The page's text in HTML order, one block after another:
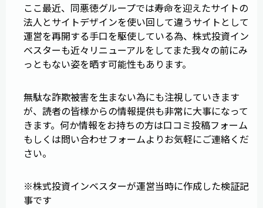
ここ最近、同悪徳グループでは寿命を迎えたサイトの
法人とサイトデザインを使い回して違うサイトとして
運営を再開する手口を駆使している為、株式投資イン
ベスターも近々リニューアルをしてまた我々の前にみ
っともない姿を晒す可能性もあります。
無駄な詐欺被害を生まない為にも注視していきます
が、読者の皆様からの情報提供も非常に大事になって
きます。何か情報をお持ちの方は口コミ投稿フォーム
もしくは問い合わせフォームよりお気軽にご連絡くだ
さい。
※株式投資インベスターが運営当時に作成した検証記
事です